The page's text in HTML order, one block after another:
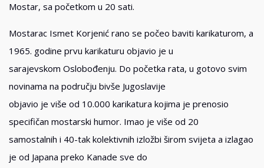
Mostar, sa početkom u 20 sati.
Mostarac Ismet Korjenić rano se počeo baviti karikaturom, a
1965. godine prvu karikaturu objavio je u
sarajevskom Oslobođenju. Do početka rata, u gotovo svim
novinama na području bivše Jugoslavije
objavio je više od 10.000 karikatura kojima je prenosio
specifičan mostarski humor. Imao je više od 20
samostalnih i 40-tak kolektivnih izložbi širom svijeta a izlagao
je od Japana preko Kanade sve do